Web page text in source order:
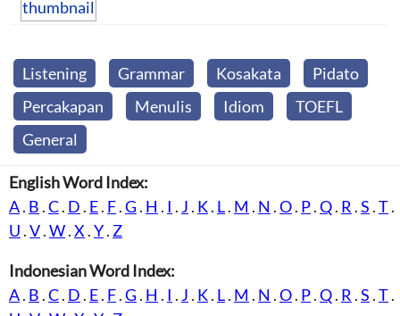
Listening Grammar Kosakata
Pidato
Percakapan
Menulis Idiom
TOEFL
General
English Word Index:
A. B .C. D . E. F.G. H . I . J . K. L. M . N .O. P.Q. R .S .T.
U .V.W.X .Y. Z
Indonesian Word Index:
A. B .C. D . E. F.G. H . I . J . K. L. M . N .O. P.Q. R .S .T.